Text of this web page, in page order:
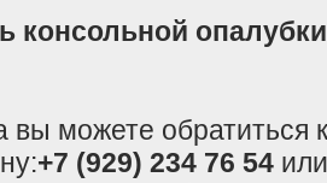
консольной
вы можете
+7 (929) 234 76 54